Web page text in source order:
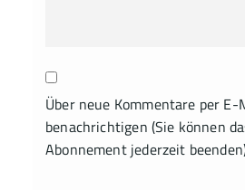
Über neue Kommentare per E-
benachrichtigen (Sie können
Abonnement jederzeit